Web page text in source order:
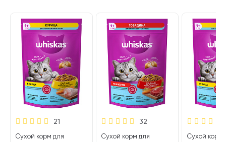
21
Сухой корм для
32
Сухой корм для
Сухой корм